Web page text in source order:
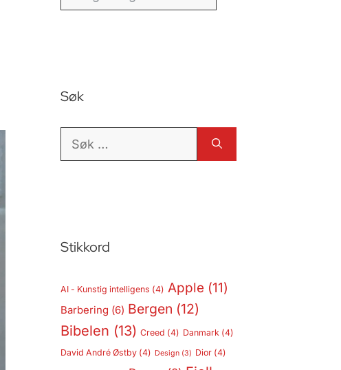
Søk
Søk
Stikkord
AI - Kunstig intelligens (4) Apple (11)
Barbering (6) Bergen (12)
Bibelen (13) Creed (4) Danmark (4)
David André Østby(4) Design(3) Dior(4)